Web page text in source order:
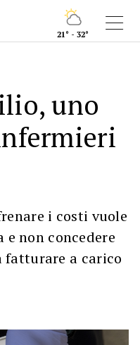
21° - 32°
uno
i costi vuole
non concedere
a carico